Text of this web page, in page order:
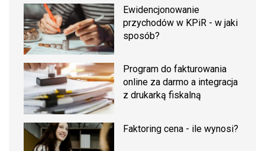
Ewidencjonowanie
przychodów w KPiR - w jaki
sposób?
Program do fakturowania
online za darmo a integracja
z drukarką fiskalną
Faktoring cena - ile wynosi?